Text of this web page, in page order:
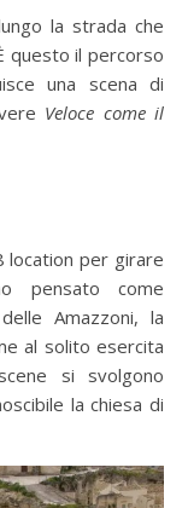
la strada che
questo il percorso
una scena di
Veloce come il
location per girare
pensato come
Amazzoni, la
al solito esercita
si svolgono
la chiesa di